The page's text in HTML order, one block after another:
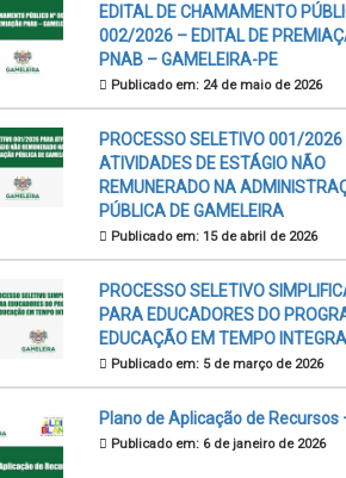
EDITAL DE CHAMAMENTO
002/2026 – EDITAL DE
PNAB – GAMELEIRA-PE
Publicado em: 24 de maio de 2026
PROCESSO SELETIVO 001/
ATIVIDADES DE ESTÁGIO NÃO
REMUNERADO NA
PÚBLICA DE GAMELEIRA
Publicado em: 15 de abril de 2026
PROCESSO SELETIVO
PARA EDUCADORES DO
EDUCAÇÃO EM TEMPO
Publicado em: 5 de março de 2026
Plano de Aplicação de Recursos
Publicado em: 6 de janeiro de 2026